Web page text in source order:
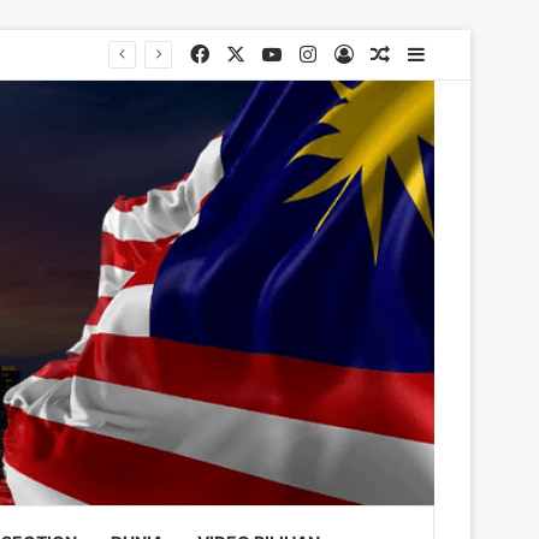
Facebook YouTubeInstagram
Log InRandom Article